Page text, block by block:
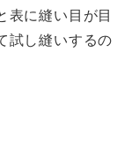
表に縫い目が目
試し縫いするの